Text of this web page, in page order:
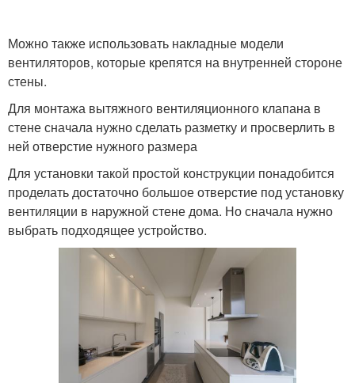
Можно также использовать накладные модели
вентиляторов, которые крепятся на внутренней стороне
стены.
Для монтажа вытяжного вентиляционного клапана в
стене сначала нужно сделать разметку и просверлить в
ней отверстие нужного размера
Для установки такой простой конструкции понадобится
проделать достаточно большое отверстие под установку
вентиляции в наружной стене дома. Но сначала нужно
выбрать подходящее устройство.